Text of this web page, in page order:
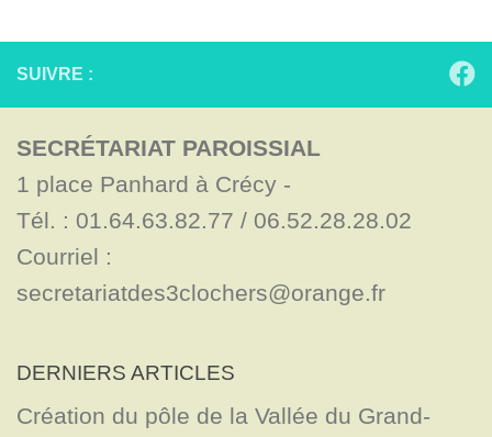
SUIVRE :
SECRÉTARIAT PAROISSIAL
1 place Panhard à Crécy -
Tél. : 01.64.63.82.77 / 06.52.28.28.02
Courriel :
secretariatdes3clochers@orange.fr
DERNIERS ARTICLES
Création du pôle de la Vallée du Grand-